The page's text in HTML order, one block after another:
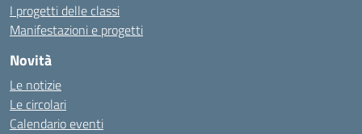
I progetti delle classi
Manifestazioni e progetti
Novità
Le notizie
Le circolari
Calendario eventi